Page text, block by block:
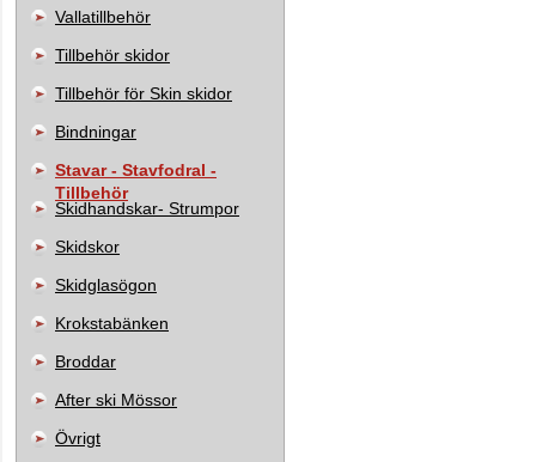
Vallatillbehör
Tillbehör skidor
Tillbehör för Skin skidor
Bindningar
Stavar - Stavfodral -
Tillbehör
Skidhandskar- Strumpor
Skidskor
Skidglasögon
Krokstabänken
Broddar
After ski Mössor
Övrigt